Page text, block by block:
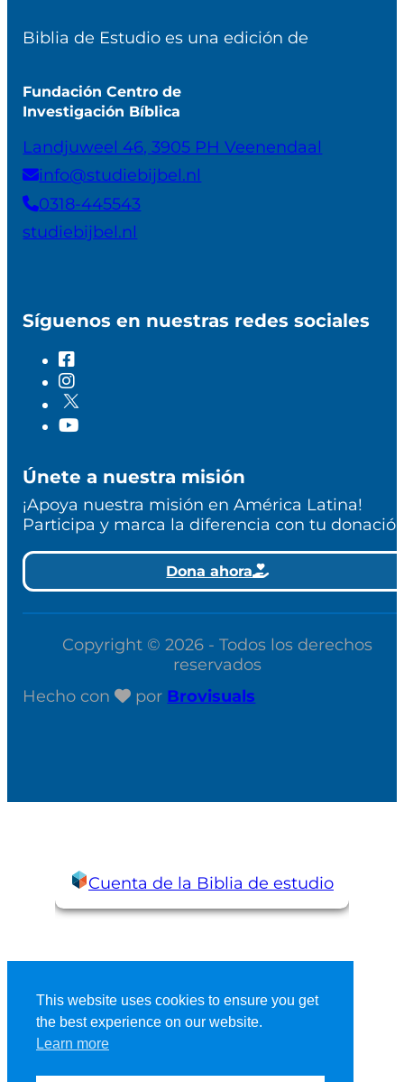
This website uses cookies to ensure you get
the best experience on our website.
Learn more
Biblia de Estudio es una edición de
Fundación Centro de
Investigación Bíblica
Landjuweel 46, 3905 PH Veenendaal
info@studiebijbel.nl
0318-445543
studiebijbel.nl
Síguenos en nuestras redes sociales
Únete a nuestra misión
¡Apoya nuestra misión en América Latina!
Participa y marca la diferencia con tu
Dona ahora
Copyright © 2026 - Todos los derechos
reservados
Hecho con
por Brovisuals
Cuenta de la Biblia de estudio